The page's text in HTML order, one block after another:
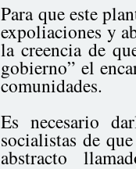
Para que este
expoliaciones y
la creencia de
gobierno” el
comunidades.
Es necesario
socialistas de
abstracto